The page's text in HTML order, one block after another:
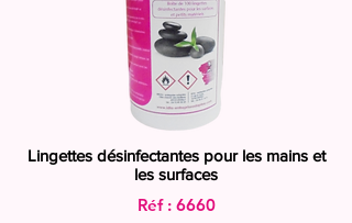
Lingettes désinfectantes pour les mains et
les surfaces
Réf : 6660